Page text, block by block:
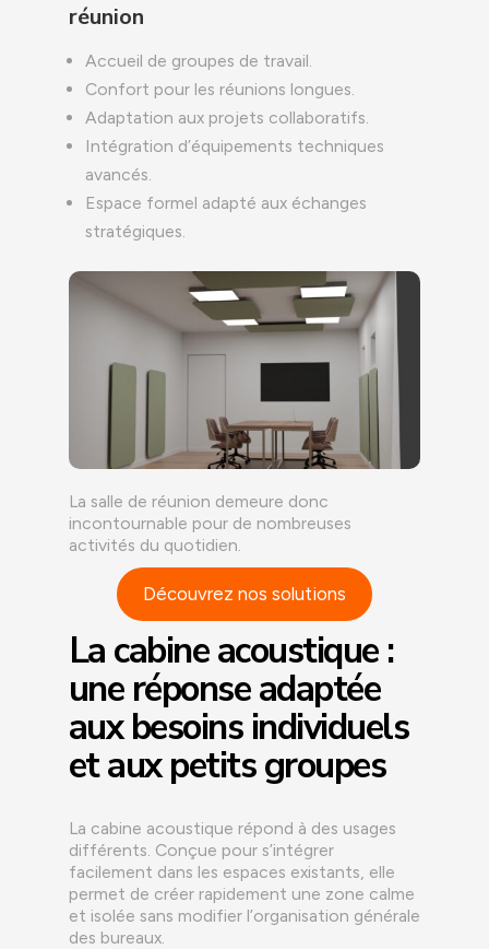
réunion
Accueil de groupes de travail.
Confort pour les réunions longues.
Adaptation aux projets collaboratifs.
Intégration d’équipements techniques
avancés.
Espace formel adapté aux échanges
stratégiques.
La salle de réunion demeure donc
incontournable pour de nombreuses
activités du quotidien.
Découvrez nos solutions
La cabine acoustique :
une réponse adaptée
aux besoins individuels
et aux petits groupes
La cabine acoustique répond à des usages
différents. Conçue pour s’intégrer
facilement dans les espaces existants, elle
permet de créer rapidement une zone calme
et isolée sans modifier l’organisation générale
des bureaux.